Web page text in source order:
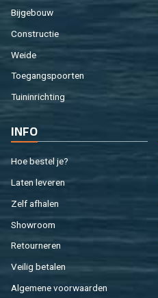
Bij­ge­bouw
Con­struc­tie
Weide
Toe­gangs­poor­ten
Tuin­in­rich­ting
INFO
Hoe be­stel je?
Laten le­ve­ren
Zelf af­ha­len
Show­room
Re­tour­ne­ren
Vei­lig be­ta­len
Al­ge­me­ne voor­waar­den